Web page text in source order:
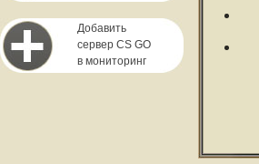
Добавить
сервер CS GO
в мониторинг